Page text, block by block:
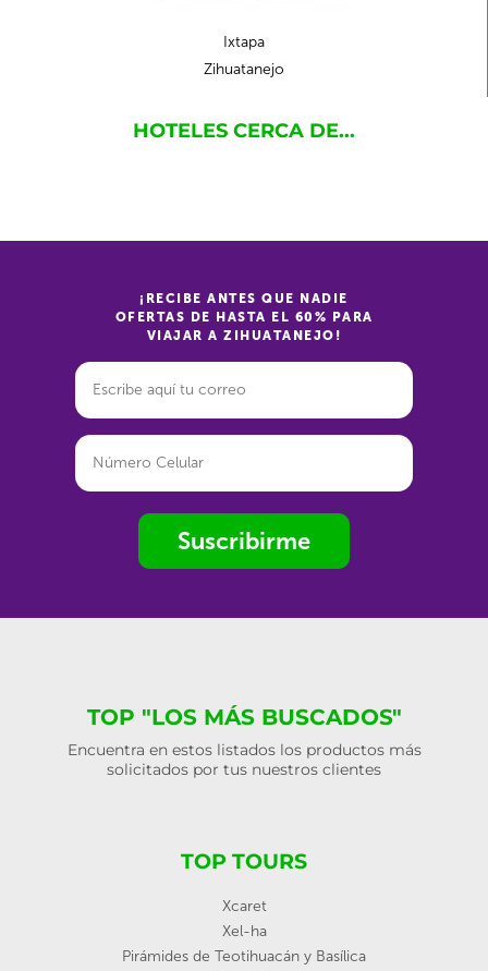
Ixtapa
Zihuatanejo
HOTELES CERCA DE...
¡RECIBE ANTES QUE NADIE
OFERTAS DE HASTA EL 60% PARA
VIAJAR A ZIHUATANEJO!
Suscribirme
TOP "LOS MÁS BUSCADOS"
Encuentra en estos listados los productos más
solicitados por tus nuestros clientes
TOP TOURS
Xcaret
Xel-ha
Pirámides de Teotihuacán y Basílica